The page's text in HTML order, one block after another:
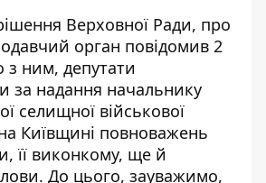
Верховної Ради, про
орган повідомив 2
з ним, депутати
за надання начальнику
селищної військової
на Київщині повноважень
її виконкому, ще й
До цього, зауважимо,